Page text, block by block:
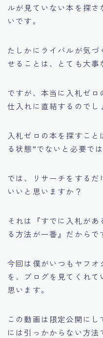
ルが見ていない本を探さ
いです。
たしかにライバルが気
せることは、とても大
ですが、本当に入札ゼ
仕入れに直結するのでし
入札ゼロの本を探すこと
る状態”でないと必要で
では、リサーチをする
いいと思いますか？
それは
『すでに入札が
る方法が一番』 だからで
今回は僕がいつもヤフ
を、ブログを見てくれ
思います。
この動画は限定公開に
には引っかからない方